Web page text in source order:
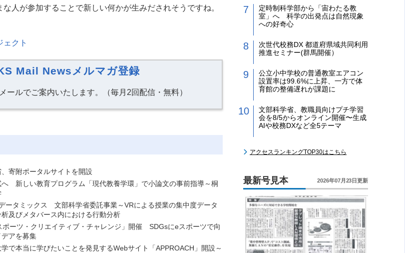
人が参加することで新しい何かが生みだされそうですね。
ェクト
Mail Newsメルマガ登録
ールでご案内いたします。（毎月2回配信・無料）
寄附ポータルサイトを開設
へ 新しい教育プログラム「現代教養学環」で小論文の事前指導～桐
ータミックス 文部科学省委託事業～VRによる授業の集中度データ
及びメタバース内における行動分析
ポーツ・クリエイティブ・チャレンジ」開催 SDGsにeスポーツで向
デアを募集
で本当に学びたいことを発見するWebサイト「APPROACH」開設～
定時制科学部から「宙わたる教
室」へ 科学の出発点は自然現象
への好奇心
次世代校務DX 都道府県域共同利用
推進セミナー(群馬開催）
公立小中学校の普通教室エアコン
設置率は99.6%に上昇、一方で体
育館の整備遅れが課題に
文部科学省、教職員向けプチ学習
会を8/5からオンライン開催〜生成
AIや校務DXなど全5テーマ
アクセスランキングTOP30はこちら
最新号見本 2026年07月23日更新